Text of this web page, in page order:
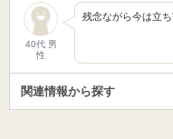
40代 男
性
残念ながら今は立
関連情報から探す